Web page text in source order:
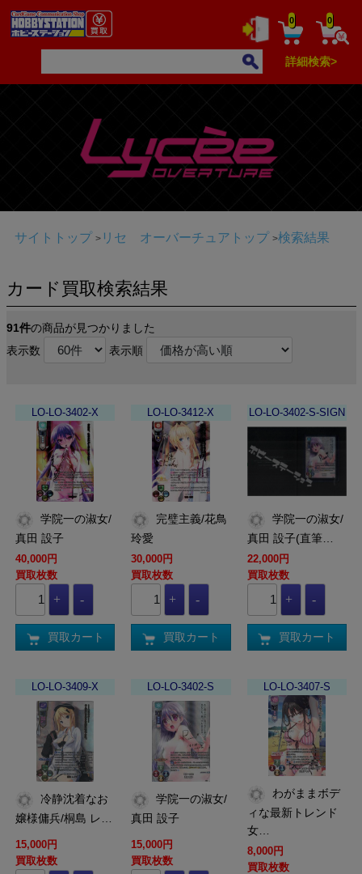
0 0
詳細検索>
サイトトップ リセ オーバーチュアトップ 検索結果
カード買取検索結果
91件の商品が見つかりました
表示数
表示順
LO-LO-3402-X
真田 設子
40,000円
買取枚数
買取カート
LO-LO-3412-X
玲愛
30,000円
買取枚数
買取カート
LO-LO-3402-S-SIGN
真田 設子(直筆…
22,000円
買取枚数
買取カート
LO-LO-3409-X
嬢様傭兵/桐島 レ…
15,000円
買取枚数
LO-LO-3402-S
学院一の淑女/
真田 設子
15,000円
買取枚数
LO-LO-3407-S
ィな最新トレンド
女…
8,000円
買取枚数